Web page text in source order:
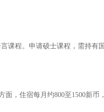
课程。申请硕士课程，需持有
，住宿每月约800至1500新币